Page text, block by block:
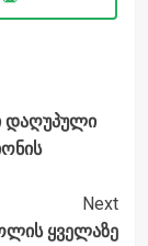
დაღუპული
Next
ყველაზე